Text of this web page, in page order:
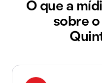
O que a
sobre